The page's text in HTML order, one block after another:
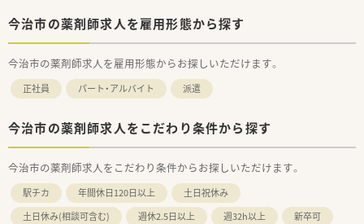
今治市の薬剤師求人を雇用形態から探す
今治市の薬剤師求人を雇用形態からお探しいただけます。
正社員 パート・アルバイト 派遣
今治市の薬剤師求人をこだわり条件から探す
今治市の薬剤師求人をこだわり条件からお探しいただけます。
駅チカ 年間休日120日以上
土日祝休み
土日休み(相談可含む)
週休2.5日以上 週32h以上
新卒可